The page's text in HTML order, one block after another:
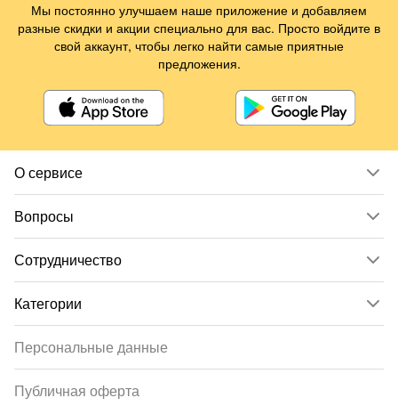
О сервисе
Вопросы
Сотрудничество
Категории
Персональные данные
Публичная оферта
Мы постоянно улучшаем наше приложение и добавляем
разные скидки и акции специально для вас. Просто войдите в
свой аккаунт, чтобы легко найти самые приятные
предложения.